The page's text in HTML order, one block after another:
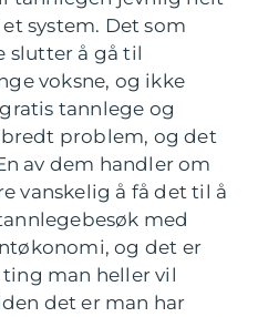
et system. Det som
slutter å gå til
voksne, og ikke
tannlege og
problem, og det
av dem handler om
vanskelig å få det til å
med
og det er
man heller vil
det er man har